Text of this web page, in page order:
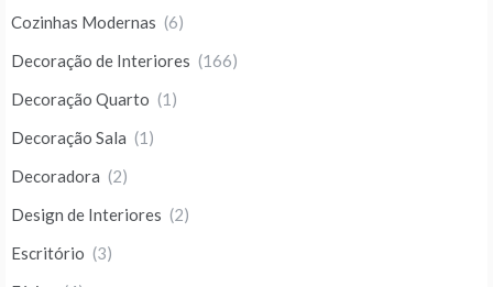
Cozinhas Modernas (6)
Decoração de Interiores (166)
Decoração Quarto (1)
Decoração Sala (1)
Decoradora (2)
Design de Interiores (2)
Escritório (3)